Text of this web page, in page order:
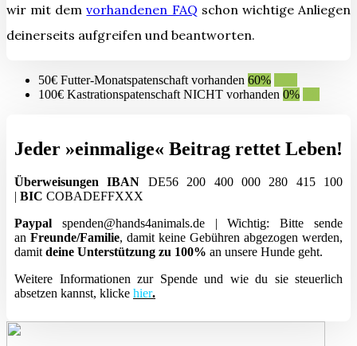
wir mit demvorhandenen FAQ schon wichtige Anliegen
deinerseits aufgreifen und beantworten.
50€ Futter-Monatspatenschaft vorhanden 60%
100€ Kastrationspatenschaft NICHT vorhanden 0%
Jeder »einmalige« Beitrag rettet Leben!
ÜberweisungenIBAN DE56 200 400 000 280 415 100
| BIC COBADEFFXXX
Paypal spenden@hands4animals.de | Wichtig: Bitte sende
an Freunde/Familie, damit keine Gebühren abgezogen werden,
damitdeine Unterstützung zu 100% an unsere Hunde geht.
Weitere Informationen zur Spende und wie du sie steuerlich
absetzen kannst, klicke hier.